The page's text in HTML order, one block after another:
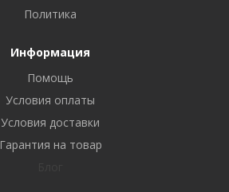
Политика
Информация
Помощь
Условия оплаты
Условия доставки
Гарантия на товар